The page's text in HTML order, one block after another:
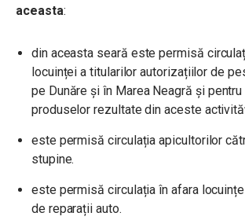
aceasta:
din aceasta seară este permisă
locuinței a titularilor autorizațiilor de
pe Dunăre și în Marea Neagră și
produselor rezultate din aceste
este permisă circulația apicultorilor
stupine.
este permisă circulația în afara
de reparații auto.